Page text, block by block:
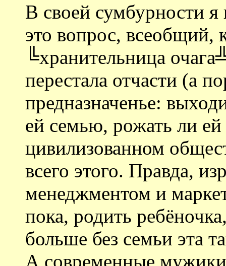
В своей сумбурности
это вопрос, всеобщий,
╚хранительница
перестала отчасти (а
предназначенье:
ей семью, рожать ли ей
цивилизованном
всего этого. Правда,
менеджментом и
пока, родить
больше без семьи эта
А современные